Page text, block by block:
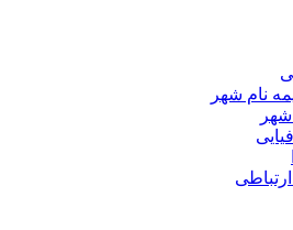
نام شهر